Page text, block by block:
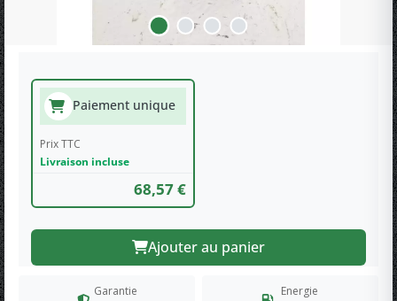
Paiement unique
Prix TTC
Livraison incluse
68,57 €
Ajouter au panier
Garantie
Energie